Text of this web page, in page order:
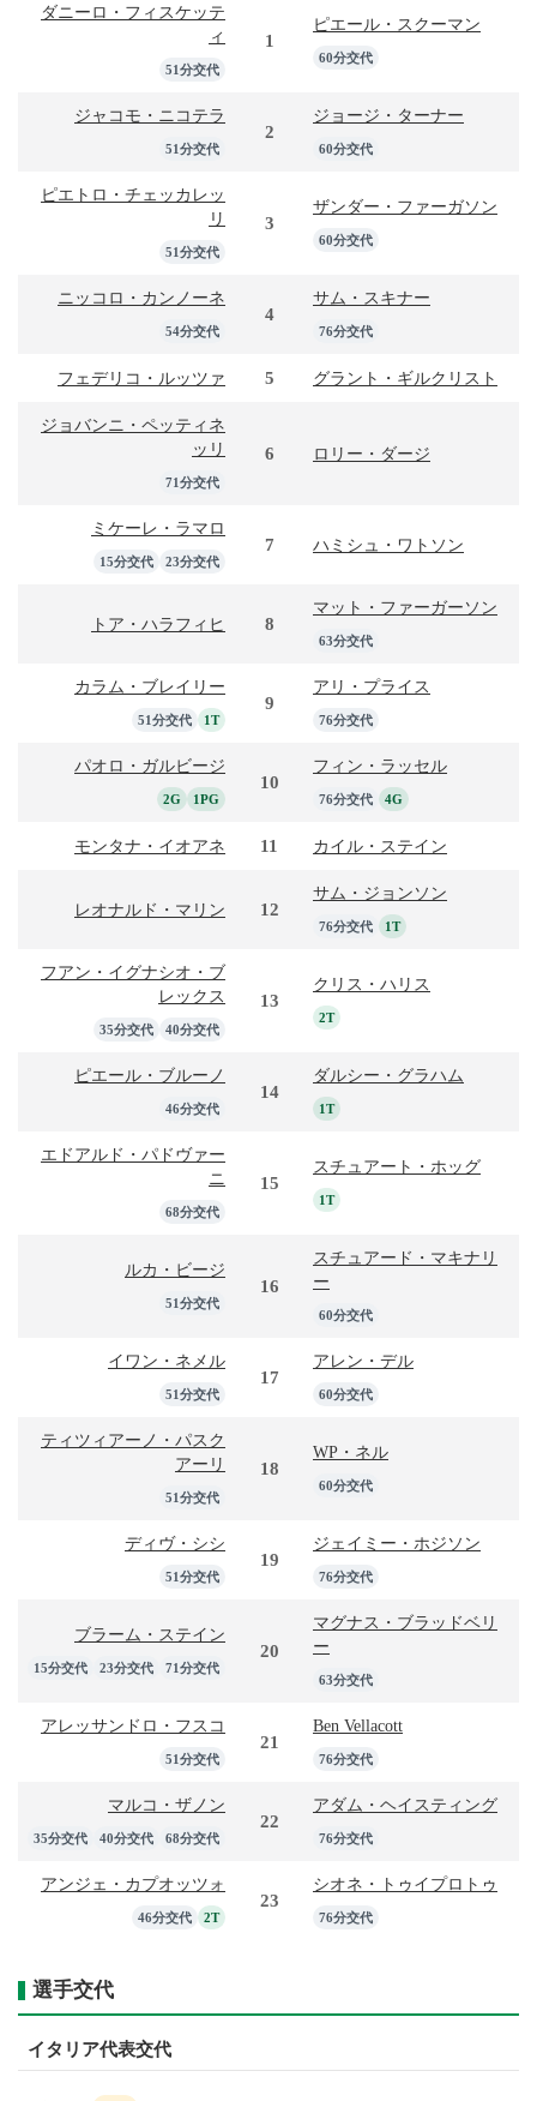
ダニーロ・フィスケッテ
ィ
51分交代
1
ピエール・スクーマン
60分交代
ジャコモ・ニコテラ
51分交代
2
ジョージ・ターナー
60分交代
ピエトロ・チェッカレッ
リ
51分交代
3
ザンダー・ファーガソン
60分交代
ニッコロ・カンノーネ
54分交代
4
サム・スキナー
76分交代
フェデリコ・ルッツァ 5 グラント・ギルクリスト
ジョバンニ・ペッティネ
ッリ
71分交代
6 ロリー・ダージ
ミケーレ・ラマロ
15分交代 23分交代
7 ハミシュ・ワトソン
トア・ハラフィヒ 8
マット・ファーガーソン
63分交代
カラム・ブレイリー
51分交代 1T
9
アリ・プライス
76分交代
パオロ・ガルビージ
2G 1PG
10
フィン・ラッセル
76分交代 4G
モンタナ・イオアネ 11 カイル・ステイン
レオナルド・マリン 12
サム・ジョンソン
76分交代 1T
フアン・イグナシオ・ブ
レックス
35分交代 40分交代
13
クリス・ハリス
2T
ピエール・ブルーノ
46分交代
14
ダルシー・グラハム
1T
エドアルド・パドヴァー
ニ
68分交代
15
スチュアート・ホッグ
1T
ルカ・ビージ
51分交代
16
スチュアード・マキナリ
ー
60分交代
イワン・ネメル
51分交代
17
アレン・デル
60分交代
ティツィアーノ・パスク
アーリ
51分交代
18
WP・ネル
60分交代
ディヴ・シシ
51分交代
19
ジェイミー・ホジソン
76分交代
ブラーム・ステイン
15分交代 23分交代 71分交代
20
マグナス・ブラッドベリ
ー
63分交代
アレッサンドロ・フスコ
51分交代
21
Ben Vellacott
76分交代
マルコ・ザノン
35分交代 40分交代 68分交代
22
アダム・ヘイスティング
76分交代
アンジェ・カプオッツォ
46分交代 2T
23
シオネ・トゥイプロトゥ
76分交代
選手交代
イタリア代表交代